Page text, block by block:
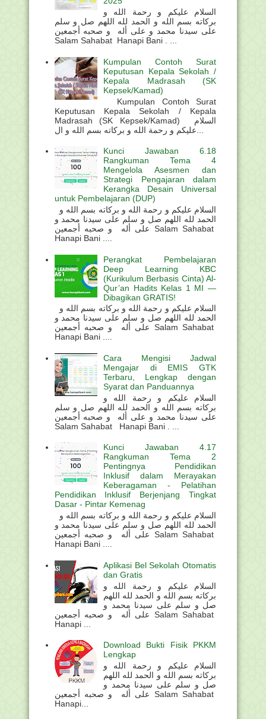
السلام عليكم و رحمة الله و
بركاته بسم الله و الحمد لله اللهم صل و سلم
على سيدنا محمد و على أله و صحبه أجمعين
Salam Sahabat Hanapi Bani . ...
Kumpulan Contoh Surat
Keputusan Kepala Sekolah /
Kepala Madrasah (SK
Kepsek/Kamad)
Kumpulan Contoh Surat
Keputusan Kepala Sekolah / Kepala
Madrasah (SK Kepsek/Kamad) السلام
Kunci Jawaban 6.18
Rangkuman Tema 4
Mengelola Asesmen dan
Strategi Pengajaran dalam
Kerangka Desain Universal
untuk Pembelajaran (DUP)
الحمد لله اللهم صل و سلم على سيدنا محمد و
على أله و صحبه أجمعين Salam Sahabat
Hanapi Bani ....
Perangkat Pembelajaran
Deep Learning KBC
(Kurikulum Berbasis Cinta) Al-
Qur’an Hadits Kelas 1 MI —
Dibagikan GRATIS!
الحمد لله اللهم صل و سلم على سيدنا محمد و
على أله و صحبه أجمعين Salam Sahabat
Hanapi Bani ....
Cara Mengisi Jadwal
Mengajar di EMIS GTK
Terbaru, Lengkap dengan
Syarat dan Panduannya
السلام عليكم و رحمة الله و
بركاته بسم الله و الحمد لله اللهم صل و سلم
على سيدنا محمد و على أله و صحبه أجمعين
Salam Sahabat Hanapi Bani . ...
Kunci Jawaban 4.17
Rangkuman Tema 2
Pentingnya Pendidikan
Inklusif dalam Merayakan
Keberagaman - Pelatihan
Pendidikan Inklusif Berjenjang Tingkat
Dasar - Pintar Kemenag
الحمد لله اللهم صل و سلم على سيدنا محمد و
على أله و صحبه أجمعين Salam Sahabat
Hanapi Bani ....
Aplikasi Bel Sekolah Otomatis
dan Gratis
السلام عليكم و رحمة الله و
بركاته بسم الله و الحمد لله اللهم
صل و سلم على سيدنا محمد و
على أله و صحبه أجمعين Salam Sahabat
Hanapi ...
Download Bukti Fisik PKKM
Lengkap
السلام عليكم و رحمة الله و
بركاته بسم الله و الحمد لله اللهم
صل و سلم على سيدنا محمد و
على أله و صحبه أجمعين Salam Sahabat
Hanapi...